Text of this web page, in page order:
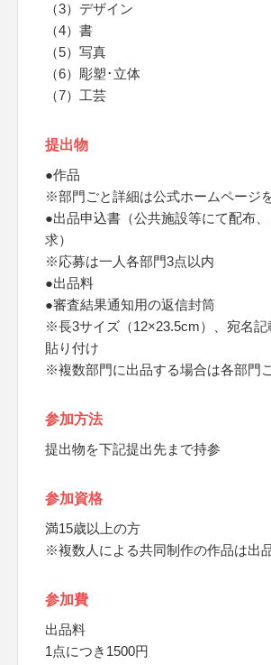
（3）デザイン
（4）書
（5）写真
（6）彫塑･立体
（7）工芸
提出物
●作品
※部門ごと詳細は公式ホームページ
●出品申込書（公共施設等にて配布
求）
※応募は一人各部門3点以内
●出品料
●審査結果通知用の返信封筒
※長3サイズ（12×23.5cm）、宛名記
貼り付け
※複数部門に出品する場合は各部門
参加方法
提出物を下記提出先まで持参
参加資格
満15歳以上の方
※複数人による共同制作の作品は出
参加費
出品料
1点につき1500円